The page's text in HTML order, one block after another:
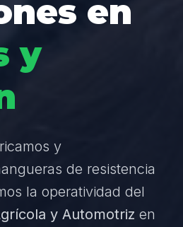
en
y
y
de resistencia
la operatividad del
y Automotriz en